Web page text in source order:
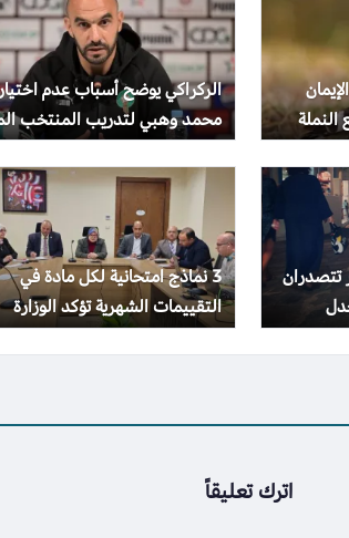
الركراكي يوضح أسباب عدم
محمد وهبي لتدريب المنتخب
تتصدران
3 نماذج امتحانية لكل مادة في
التقييمات الشهرية تؤكد الوزارة
إجراؤها في موعدها
اترك تعليقاً